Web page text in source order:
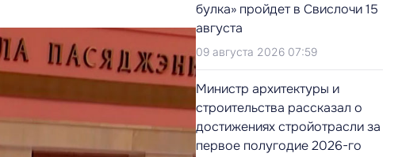
булка» пройдет в Свислочи 15
августа
09 августа 2026 07:59
Министр архитектуры и
строительства рассказал о
достижениях стройотрасли за
первое полугодие 2026-го